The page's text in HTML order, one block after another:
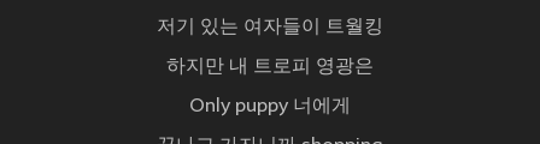
저기 있는 여자들이 트월킹
하지만 내 트로피 영광은
Only puppy 너에게